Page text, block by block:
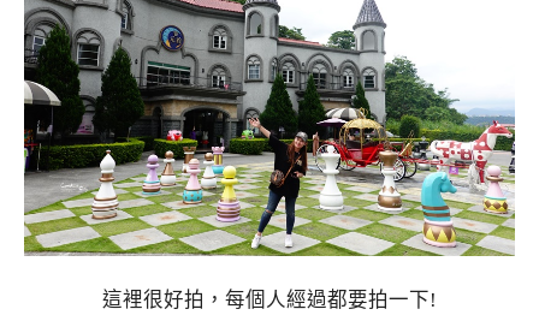
這裡很好拍，每個人經過都要拍一下!